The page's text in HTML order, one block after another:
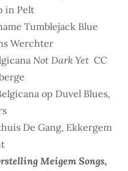
in Pelt
Tumblejack Blue
Werchter
Not Dark YetCC
op Duvel Blues,
De Gang, Ekkergem
Meigem Songs,